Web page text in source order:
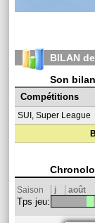
BILAN
Son
Compétitions
SUI, Super League
Saison j août
Tps jeu: